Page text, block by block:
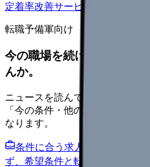
定着率改善サービスを相談
転職予備軍向け
今の職場を続けるか、条件
んか。
ニュースを読んで不安が強くな
「今の条件・他の選択肢・相談
なります。
条件に合う求人通知を受け取る
ず、希望条件と転職時期を自社